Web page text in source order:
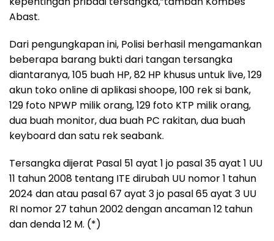
Abast.
Dari pengungkapan ini, Polisi berhasil mengamankan
beberapa barang bukti dari tangan tersangka
diantaranya, 105 buah HP, 82 HP khusus untuk live, 129
akun toko online di aplikasi shoope, 100 rek si bank,
129 foto NPWP milik orang, 129 foto KTP milik orang,
dua buah monitor, dua buah PC rakitan, dua buah
keyboard dan satu rek seabank.
Tersangka dijerat Pasal 51 ayat 1 jo pasal 35 ayat 1 UU
11 tahun 2008 tentang ITE dirubah UU nomor 1 tahun
2024 dan atau pasal 67 ayat 3 jo pasal 65 ayat 3 UU
RI nomor 27 tahun 2002 dengan ancaman 12 tahun
dan denda 12 M. (*)